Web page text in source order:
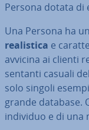
Persona dotata di
Una Persona ha
rea­li­sti­ca e
avvicina ai clienti
sen­tan­ti casuali
solo singoli
grande database.
individuo e di una